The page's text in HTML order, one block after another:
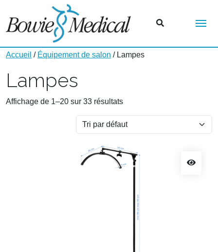
Accueil / Équipement de salon / Lampes
Lampes
Affichage de 1–20 sur 33 résultats